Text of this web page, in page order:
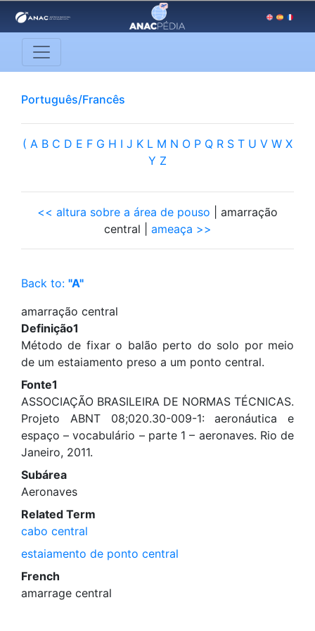
Português/Francês
( A B C D E F G H I J K L M N O P Q R S T U V W X
Y Z
<< altura sobre a área de pouso | amarração
central | ameaça >>
Back to: "A"
amarração central
Definição1
Método de fixar o balão perto do solo por meio
de um estaiamento preso a um ponto central.
Fonte1
ASSOCIAÇÃO BRASILEIRA DE NORMAS TÉCNICAS.
Projeto ABNT 08;020.30-009-1: aeronáutica e
espaço – vocabulário – parte 1 – aeronaves. Rio de
Janeiro, 2011.
Subárea
Aeronaves
Related Term
cabo central
estaiamento de ponto central
French
amarrage central